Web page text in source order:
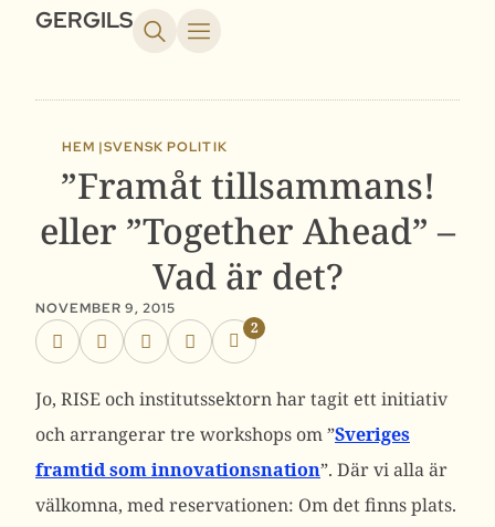
GERGILS
HEM |SVENSK POLITIK
”Framåt tillsammans!
eller ”Together Ahead” –
Vad är det?
NOVEMBER 9, 2015
2
Jo, RISE och institutssektorn har tagit ett initiativ
och arrangerar tre workshops om ”Sveriges
framtid som innovationsnation”. Där vi alla är
välkomna, med reservationen: Om det finns plats.